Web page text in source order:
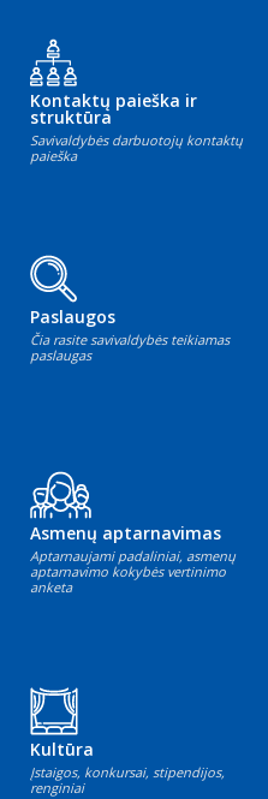
Kontaktų paieška ir
struktūra
Savivaldybės darbuotojų kontaktų
paieška
Paslaugos
Čia rasite savivaldybės teikiamas
paslaugas
Asmenų aptarnavimas
Aptarnaujami padaliniai, asmenų
aptarnavimo kokybės vertinimo
anketa
Kultūra
Įstaigos, konkursai, stipendijos,
renginiai